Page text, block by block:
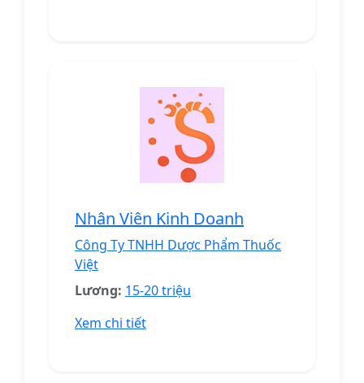
Nhân Viên Kinh Doanh
Công Ty TNHH Dược Phẩm Thuốc
Việt
Lương: 15-20 triệu
Xem chi tiết